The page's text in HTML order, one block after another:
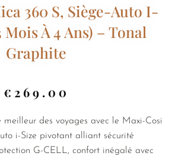
360 S, Siège-Auto I-
Mois À 4 Ans) – Tonal
Graphite
€ 269.00
des voyages avec le Maxi-Cosi
i-Size pivotant alliant sécurité
G-CELL, confort inégalé avec